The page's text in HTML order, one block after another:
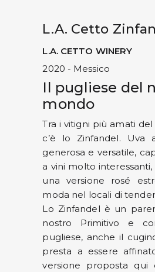
L.A. Cetto
L.A. CETTO WINERY
2020 - Messico
Il pugliese del
mondo
Tra i vitigni più amati
c’è lo Zinfandel. Uva
generosa e versatile,
a vini molto interessanti,
una versione rosé
moda nel locali di
Lo Zinfandel è un
nostro Primitivo e
pugliese, anche il
presta a essere
versione proposta qui